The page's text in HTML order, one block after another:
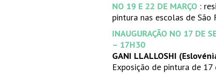
NO 19 E 22 DE MARÇO :
pintura nas escolas de São
INAUGURAÇÃO NO 17 DE
– 17H30
GANI LLALLOSHI
Exposição de pintura de